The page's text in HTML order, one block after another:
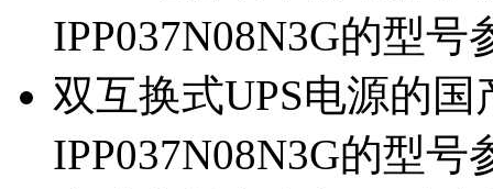
IPP037N08N3G的型号
双互换式UPS电源的
IPP037N08N3G的型号